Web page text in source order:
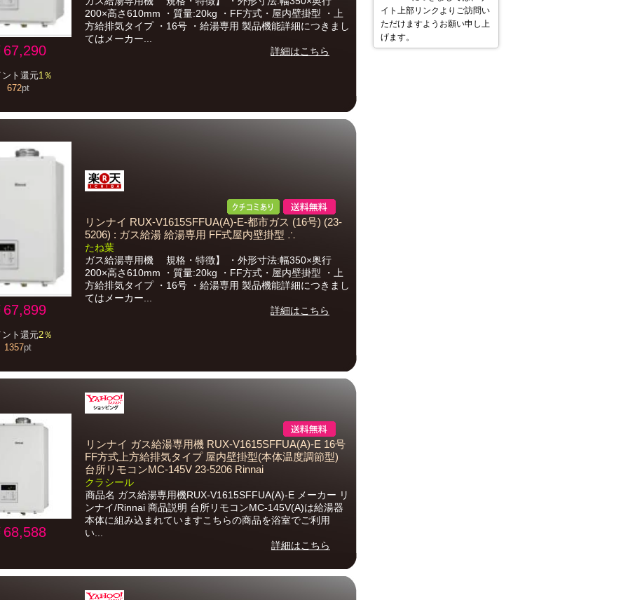
67,290
ト還元1％
672pt
200×高さ610mm ・質量:20kg ・FF方式・屋内壁掛型 ・上
方給排気タイプ ・16号 ・給湯専用 製品機能詳細につきまし
てはメーカー...
詳細はこちら
67,899
ト還元2％
1357pt
リンナイ RUX-V1615SFFUA(A)-E-都市ガス (16号) (23-
5206) : ガス給湯 給湯専用 FF式屋内壁掛型 ∴
たね葉
ガス給湯専用機 規格・特徴】 ・外形寸法:幅350×奥行
200×高さ610mm ・質量:20kg ・FF方式・屋内壁掛型 ・上
方給排気タイプ ・16号 ・給湯専用 製品機能詳細につきまし
てはメーカー...
詳細はこちら
68,588
リンナイ ガス給湯専用機 RUX-V1615SFFUA(A)-E 16号
FF方式上方給排気タイプ 屋内壁掛型(本体温度調節型)
台所リモコンMC-145V 23-5206 Rinnai
クラシール
商品名 ガス給湯専用機RUX-V1615SFFUA(A)-E メーカー リ
ンナイ/Rinnai 商品説明 台所リモコンMC-145V(A)は給湯器
本体に組み込まれていますこちらの商品を浴室でご利用
い...
詳細はこちら
イト上部リンクよりご訪問い
ただけますようお願い申し上
げます。